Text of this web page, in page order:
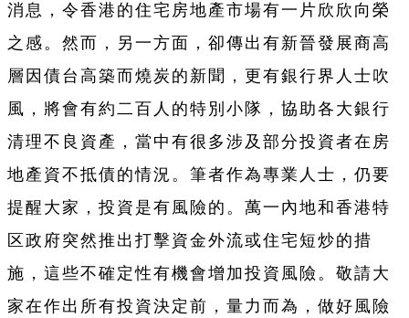
消息，令香港的住宅房地產市場有一片欣欣向榮
之感。然而，另一方面，卻傳出有新晉發展商高
層因債台高築而燒炭的新聞，更有銀行界人士吹
風，將會有約二百人的特別小隊，協助各大銀行
清理不良資產，當中有很多涉及部分投資者在房
地產資不抵債的情況。筆者作為專業人士，仍要
提醒大家，投資是有風險的。萬一內地和香港特
区政府突然推出打擊資金外流或住宅短炒的措
施，這些不確定性有機會增加投資風險。敬請大
家在作出所有投資決定前，量力而為，做好風險